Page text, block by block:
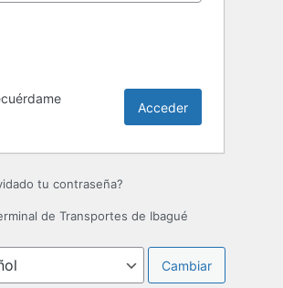
tu contraseña?
de Transportes de Ibagué